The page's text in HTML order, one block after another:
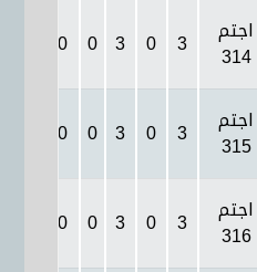
0 0 3 0 3 اجتم
314
0 0 3 0 3 اجتم
315
0 0 3 0 3 اجتم
316